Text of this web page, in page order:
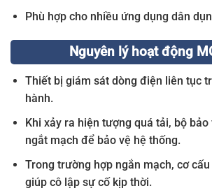
Phù hợp cho nhiều ứng dụng dân
Nguyên lý hoạt động
Thiết bị giám sát dòng điện liên tục
hành.
Khi xảy ra hiện tượng quá tải, bộ
ngắt mạch để bảo vệ hệ thống.
Trong trường hợp ngắn mạch, cơ
giúp cô lập sự cố kịp thời.